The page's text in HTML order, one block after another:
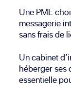
Une PME
messagerie
sans frais de
Un cabinet
héberger ses
essentielle